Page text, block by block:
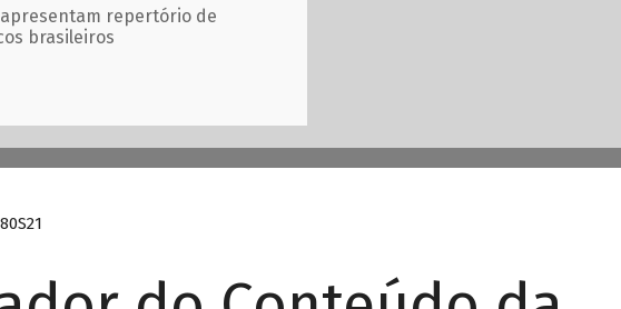
repertório de
brasileiros